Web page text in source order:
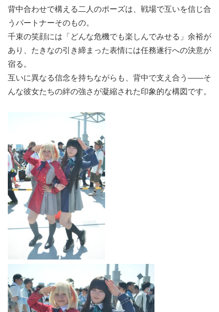
背中合わせで構える二人のポーズは、戦場で互いを信じ合
うパートナーそのもの。
千束の笑顔には「どんな危機でも楽しんでみせる」余裕が
あり、たきなの引き締まった表情には任務遂行への決意が
宿る。
互いに異なる信念を持ちながらも、背中で支え合う――そ
んな彼女たちの絆の強さが凝縮された印象的な構図です。